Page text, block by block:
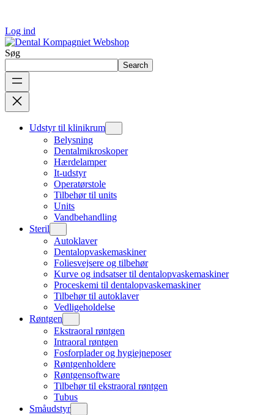
Log ind
Søg
Search
Udstyr til klinikrum
Belysning
Dentalmikroskoper
Hærdelamper
It-udstyr
Operatørstole
Tilbehør til units
Units
Vandbehandling
Steril
Autoklaver
Dentalopvaskemaskiner
Foliesvejsere og tilbehør
Kurve og indsatser til dentalopvaskemaskiner
Proceskemi til dentalopvaskemaskiner
Tilbehør til autoklaver
Vedligeholdelse
Røntgen
Ekstraoral røntgen
Intraoral røntgen
Fosforplader og hygiejneposer
Røntgenholdere
Røntgensoftware
Tilbehør til ekstraoral røntgen
Tubus
Småudstyr